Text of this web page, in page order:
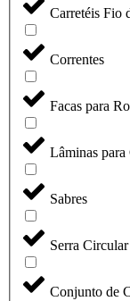
Carretéis Fio
Correntes
Facas para
Lâminas para
Sabres
Serra Circular
Conjunto de